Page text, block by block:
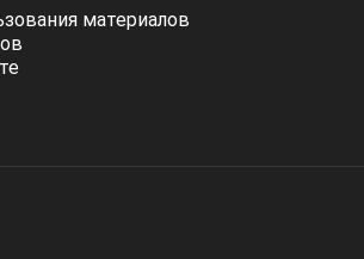
материалов